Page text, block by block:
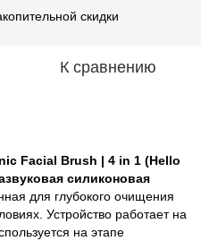
скидки
К сравнению
Facial Brush | 4 in 1 (Hello
силиконовая
для глубокого очищения
Устройство работает на
на этапе